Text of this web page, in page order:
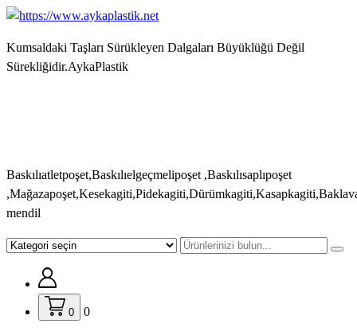
İçeriğe
Kumsaldaki Taşları Sürükleyen Dalgaları Büyüklüğü Değil
Sürekliğidir.AykaPlastik
Baskılıatletpoşet,Baskılıelgeçmelipoşet ,Baskılısaplıpoşet
mendil
0 0